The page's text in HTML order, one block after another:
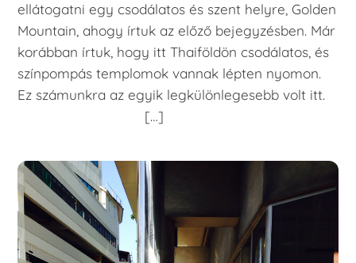
ellátogatni egy csodálatos és szent helyre, Golden
Mountain, ahogy írtuk az előző bejegyzésben. Már
korábban írtuk, hogy itt Thaiföldön csodálatos, és
színpompás templomok vannak lépten nyomon.
Ez számunkra az egyik legkülönlegesebb volt itt.
[…]